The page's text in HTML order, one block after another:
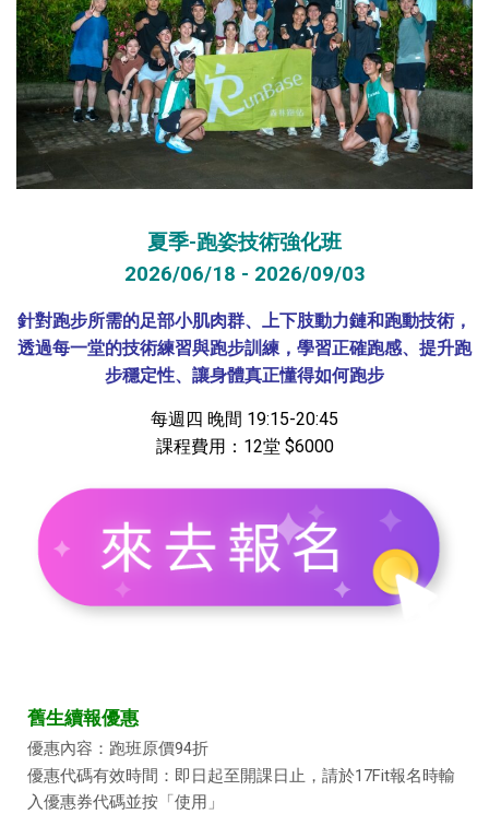
夏季-跑姿技術強化班
2026/06/18 - 2026/09/03
針對跑步所需的⾜部⼩肌⾁群、上下肢動⼒鏈和跑動技術，
透過每一堂的技術練習與跑步訓練，學習正確跑感、提升跑
步穩定性、讓身體真正懂得如何跑步
每週四 晚間 19:15-20:45
課程費用：12堂 $6000
舊生續報優惠
優惠內容：跑班原價94折
優惠代碼有效時間：即日起至開課日止，請於17Fit報名時輸
入優惠券代碼並按「使用」